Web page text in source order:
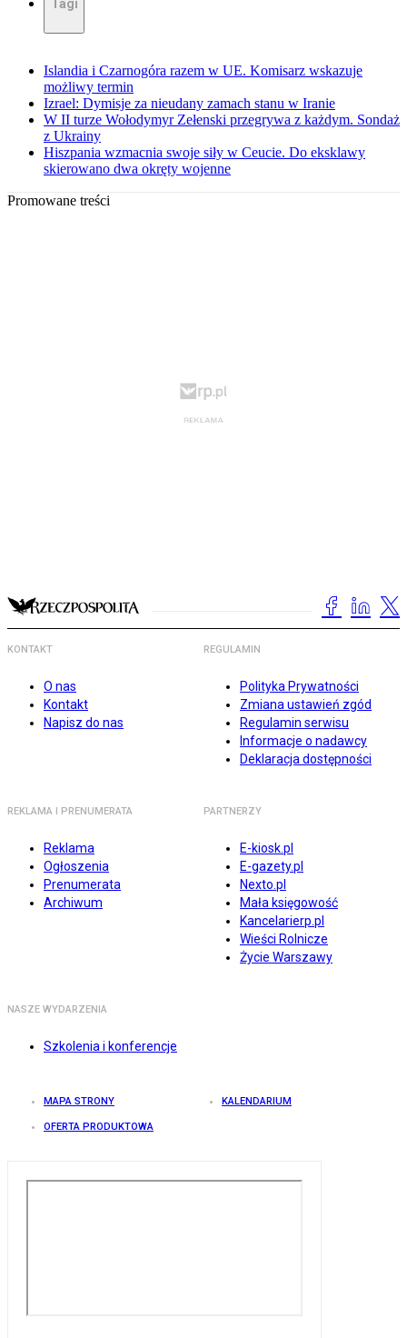
Tagi
Islandia i Czarnogóra razem w UE. Komisarz wskazuje
możliwy termin
Izrael: Dymisje za nieudany zamach stanu w Iranie
W II turze Wołodymyr Zełenski przegrywa z każdym. Sondaż
z Ukrainy
Hiszpania wzmacnia swoje siły w Ceucie. Do eksklawy
skierowano dwa okręty wojenne
Promowane treści
KONTAKT
O nas
Kontakt
Napisz do nas
REGULAMIN
Polityka Prywatności
Zmiana ustawień zgód
Regulamin serwisu
Informacje o nadawcy
Deklaracja dostępności
REKLAMA I PRENUMERATA
Reklama
Ogłoszenia
Prenumerata
Archiwum
PARTNERZY
E-kiosk.pl
E-gazety.pl
Nexto.pl
Mała księgowość
Kancelarierp.pl
Wieści Rolnicze
Życie Warszawy
NASZE WYDARZENIA
Szkolenia i konferencje
MAPA STRONY KALENDARIUM
OFERTA PRODUKTOWA